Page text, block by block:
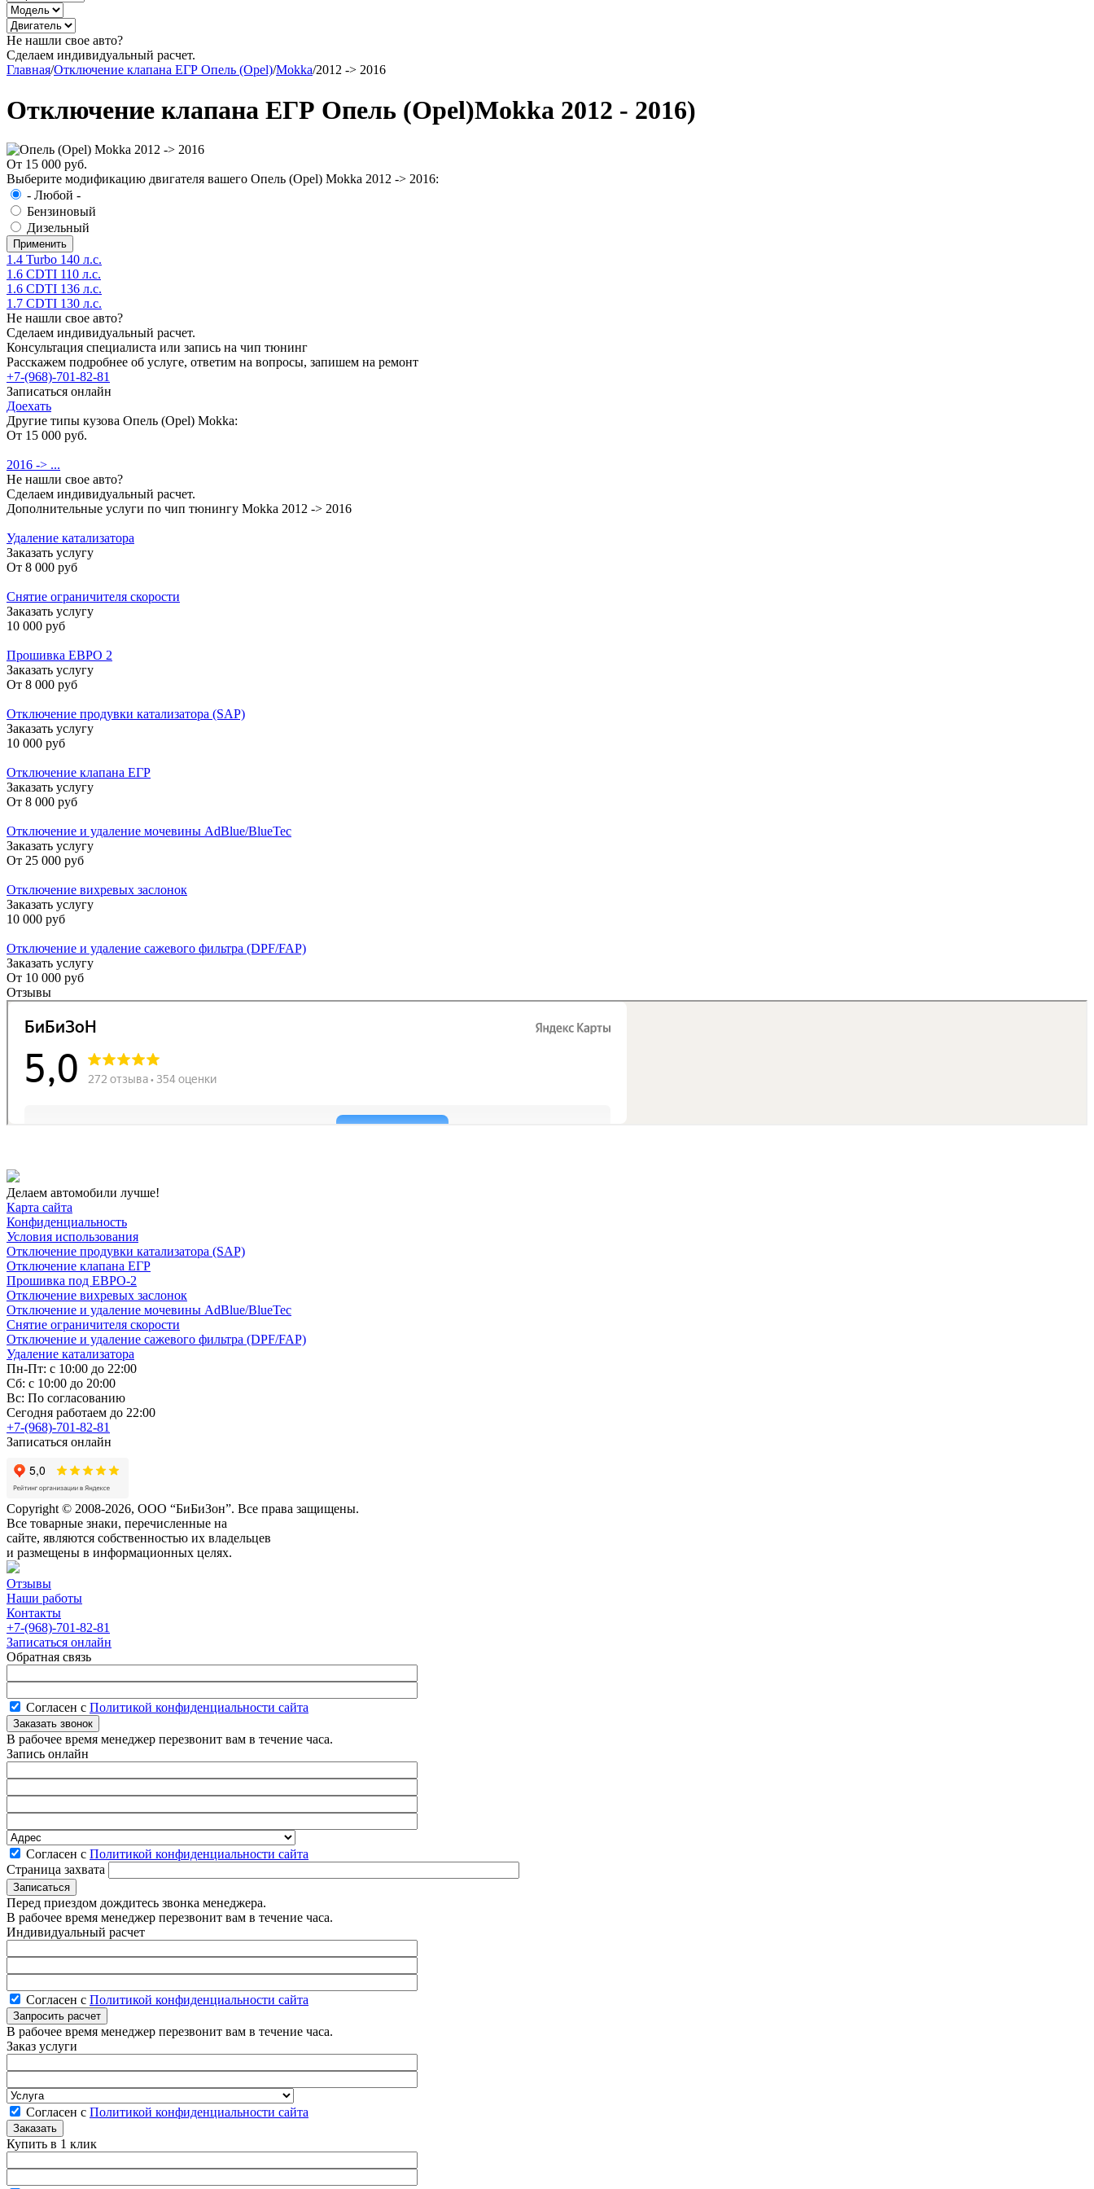
Не нашли свое авто?
Сделаем индивидуальный расчет.
Главная/Отключение клапана ЕГР Опель (Opel)/Mokka/2012 -> 2016
Отключение клапана ЕГР Опель (Opel)Mokka 2012 - 2016)
От 15 000 руб.
Выберите модификацию двигателя вашего Опель (Opel) Mokka 2012 -> 2016:
- Любой -
Бензиновый
Дизельный
1.4 Turbo 140 л.с.
1.6 CDTI 110 л.с.
1.6 CDTI 136 л.с.
1.7 CDTI 130 л.с.
Не нашли свое авто?
Сделаем индивидуальный расчет.
Консультация специалиста или запись на чип тюнинг
Расскажем подробнее об услуге, ответим на вопросы, запишем на ремонт
+7-(968)-701-82-81
Записаться онлайн
Доехать
Другие типы кузова Опель (Opel) Mokka:
От 15 000 руб.
2016 -> ...
Не нашли свое авто?
Сделаем индивидуальный расчет.
Дополнительные услуги по чип тюнингу Mokka 2012 -> 2016
Удаление катализатора
Заказать услугу
От 8 000 руб
Снятие ограничителя скорости
Заказать услугу
10 000 руб
Прошивка ЕВРО 2
Заказать услугу
От 8 000 руб
Отключение продувки катализатора (SAP)
Заказать услугу
10 000 руб
Отключение клапана ЕГР
Заказать услугу
От 8 000 руб
Отключение и удаление мочевины AdBlue/BlueTec
Заказать услугу
От 25 000 руб
Отключение вихревых заслонок
Заказать услугу
10 000 руб
Отключение и удаление сажевого фильтра (DPF/FAP)
Заказать услугу
От 10 000 руб
Отзывы
Делаем автомобили лучше!
Карта сайта
Конфиденциальность
Условия использования
Отключение продувки катализатора (SAP)
Отключение клапана ЕГР
Прошивка под ЕВРО-2
Отключение вихревых заслонок
Отключение и удаление мочевины AdBlue/BlueTec
Снятие ограничителя скорости
Отключение и удаление сажевого фильтра (DPF/FAP)
Удаление катализатора
Пн-Пт: с 10:00 до 22:00
Сб: с 10:00 до 20:00
Вс: По согласованию
Сегодня работаем до 22:00
+7-(968)-701-82-81
Записаться онлайн
Copyright © 2008-2026, ООО “БиБиЗон”. Все права защищены.
Все товарные знаки, перечисленные на
сайте, являются собственностью их владельцев
и размещены в информационных целях.
Отзывы
Наши работы
Контакты
+7-(968)-701-82-81
Записаться онлайн
Обратная связь
Согласен с Политикой конфиденциальности сайта
В рабочее время менеджер перезвонит вам в течение часа.
Запись онлайн
Согласен с Политикой конфиденциальности сайта
Страница захвата
Перед приездом дождитесь звонка менеджера.
В рабочее время менеджер перезвонит вам в течение часа.
Индивидуальный расчет
Согласен с Политикой конфиденциальности сайта
В рабочее время менеджер перезвонит вам в течение часа.
Заказ услуги
Согласен с Политикой конфиденциальности сайта
Купить в 1 клик